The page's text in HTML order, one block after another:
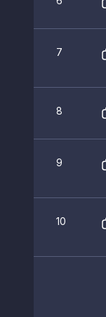
Сіль
Ракош
7
8
9
10